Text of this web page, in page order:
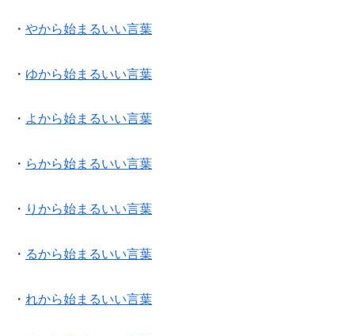
・ やから始まるいい言葉
・ ゆから始まるいい言葉
・ よから始まるいい言葉
・ らから始まるいい言葉
・ りから始まるいい言葉
・ るから始まるいい言葉
・ れから始まるいい言葉